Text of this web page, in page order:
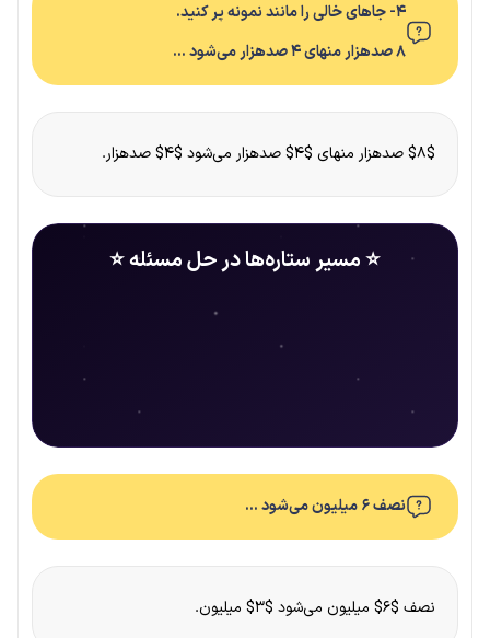
۴- جاهای خالی را مانند نمونه پر کنید.
۸ صدهزار منهای ۴ صدهزار می‌شود …
$۸$ صدهزار منهای $۴$ صدهزار می‌شود $۴$ صدهزار.
⭐ مسیر ستاره‌ها در حل مسئله ⭐
نصف ۶ میلیون می‌شود …
نصف $۶$ میلیون می‌شود $۳$ میلیون.